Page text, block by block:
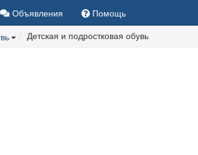
Объявления Помощь
Детская и подростковая обувь